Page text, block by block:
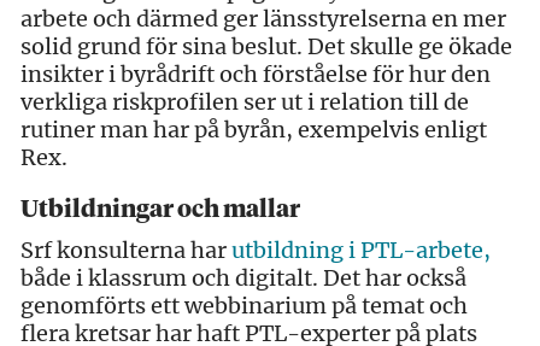
arbete och därmed ger länsstyrelserna en mer
solid grund för sina beslut. Det skulle ge ökade
insikter i byrådrift och förståelse för hur den
verkliga riskprofilen ser ut i relation till de
rutiner man har på byrån, exempelvis enligt
Rex.
Utbildningar och mallar
Srf konsulterna harutbildning i PTL-arbete,
både i klassrum och digitalt. Det har också
genomförts ett webbinarium på temat och
flera kretsar har haft PTL-experter på plats